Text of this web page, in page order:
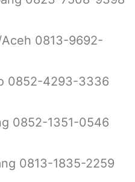
0813-9692-
0852-4293-3336
0852-1351-0546
0813-1835-2259